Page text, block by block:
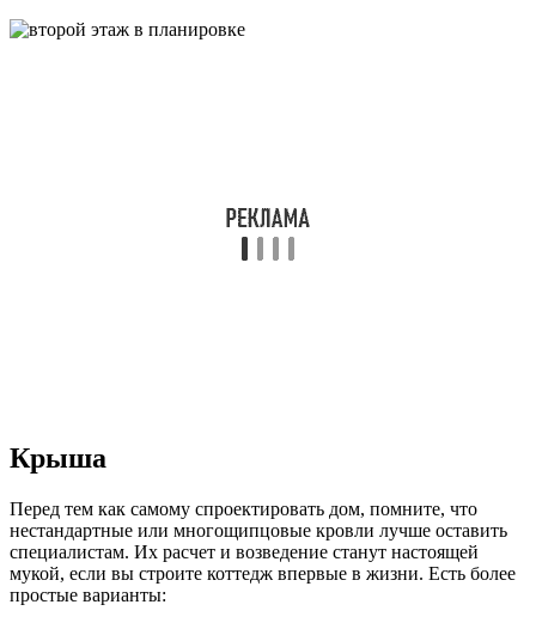
Крыша
Перед тем как самому спроектировать дом, помните, что
нестандартные или многощипцовые кровли лучше оставить
специалистам. Их расчет и возведение станут настоящей
мукой, если вы строите коттедж впервые в жизни. Есть более
простые варианты: